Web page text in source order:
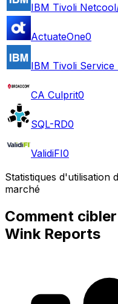
IBM Tivoli
ActuateOne0
IBM Tivoli Service
CA Culprit0
SQL-RD0
ValidiFI0
Statistiques d'utilisation
marché
Comment
Wink Reports